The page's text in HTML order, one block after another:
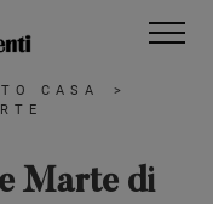
CASA
>
Marte di